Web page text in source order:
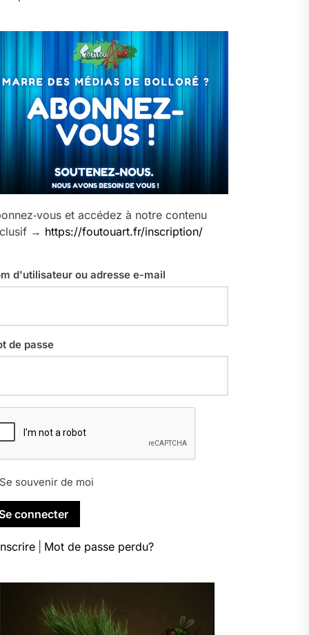
et accédez à notre contenu
→ https://foutouart.fr/inscription/
d'utilisateur ou adresse e-mail
de passe
Se souvenir de moi
Mot de passe perdu?